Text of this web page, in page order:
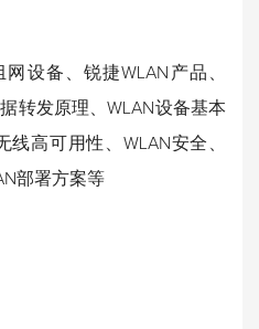
设备、锐捷WLAN产品、
转发原理、WLAN设备基本
线高可用性、WLAN安全、
部署方案等